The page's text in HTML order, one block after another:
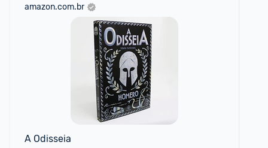
amazon.com.br
A Odisseia